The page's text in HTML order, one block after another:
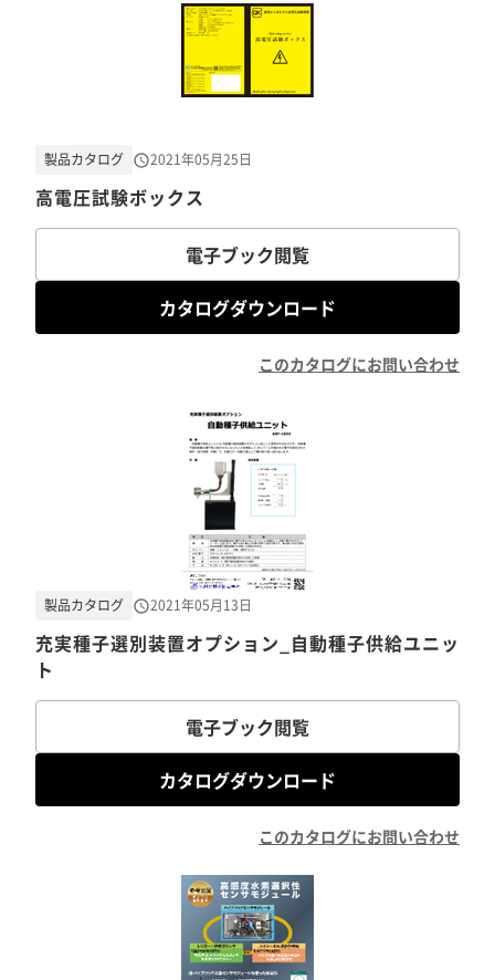
高電圧試験ボックス
製品カタログ 2021年05月25日
電子ブック閲覧
カタログダウンロード
このカタログにお問い合わせ
充実種子選別装置オプション_自動種子供給ユニッ
ト
製品カタログ 2021年05月13日
電子ブック閲覧
カタログダウンロード
このカタログにお問い合わせ